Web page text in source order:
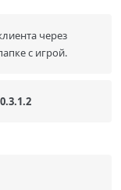
через
с игрой.
0.3.1.2